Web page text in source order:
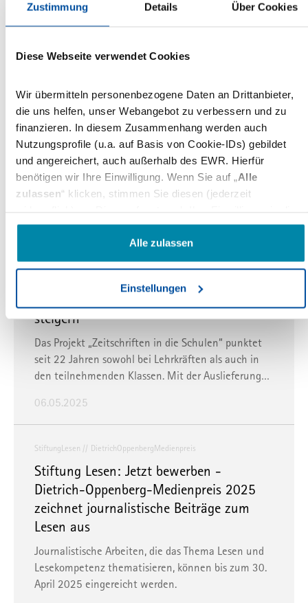
Zustimmung Details Über Cookies
Diese Webseite verwendet Cookies
Wir übermitteln personenbezogene Daten an Drittanbieter,
die uns helfen, unser Webangebot zu verbessern und zu
finanzieren. In diesem Zusammenhang werden auch
Nutzungsprofile (u.a. auf Basis von Cookie-IDs) gebildet
und angereichert, auch außerhalb des EWR. Hierfür
benötigen wir Ihre Einwilligung. Wenn Sie auf „ Alle
zulassen“ klicken, stimmen Sie diesen (jederzeit
Übermittlung bestimmter personenbezogener Daten in
Drittländer, u.a. die USA, nach Art. 49(1) (a) DSGVO. Die
betreffenden Drittländer, insb. die USA, weisen im Zweifel
genießen. Das kann Nachteile wie eine erschwerte
Durchsetzung von Betroffenenrechten, eine fehlende
Kontrolle der Weiterverarbeitung und Übermittlung der Daten
oder Zugriffe auf die Daten durch staatliche Stellen, insb.
Behörden der USA, zu Kontroll- und Überwachungszwecken
bedeuten, ohne dass Ihnen Rechtsbehelfe dagegen
Einstellungen ändern oder die Datenverarbeitung ablehnen.
Einwilligung widerrufen, indem Sie uns per E-Mail
informieren:info@mvfp.de. Weitere Informationen finden
Sie in unsererDatenschutzerklärungund unserem
Impressum.
Alle zulassen
Einstellungen
StiftungLesen NRZ
Stiftung Lesen: Journalistische Beiträge
2026 gesucht
Der Dietrich-Oppenberg-Medienpreis zeichnet
Beiträge aus, die sich mit dem Thema Lesen
beschäftigen. Bewerbungsschluss ist der 30. April
2026.
22.01.2026
Leseförderung mal anders: Mit
Zeitschriften den Lesespaß an Schulen
steigern
Das Projekt „Zeitschriften in die Schulen“ punktet
seit 22 Jahren sowohl bei Lehrkräften als auch in
den teilnehmenden Klassen. Mit der Auslieferung…
06.05.2025
StiftungLesen DietrichOppenbergMedienpreis
Stiftung Lesen: Jetzt bewerben -
Dietrich-Oppenberg-Medienpreis 2025
zeichnet journalistische Beiträge zum
Lesen aus
Journalistische Arbeiten, die das Thema Lesen und
Lesekompetenz thematisieren, können bis zum 30.
April 2025 eingereicht werden.